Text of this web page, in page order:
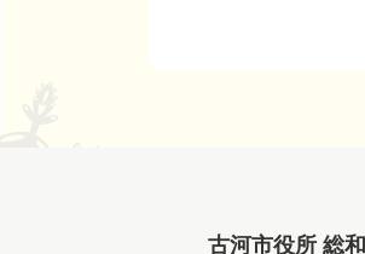
古河市役所 総